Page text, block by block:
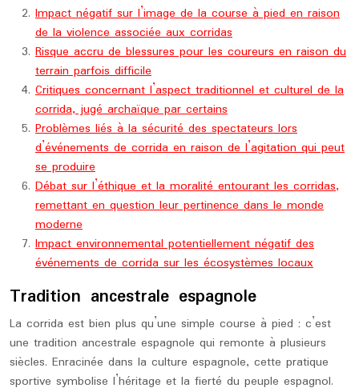
Impact négatif sur l’image de la course à pied en raison
de la violence associée aux corridas
Risque accru de blessures pour les coureurs en raison du
terrain parfois difficile
Critiques concernant l’aspect traditionnel et culturel de la
corrida, jugé archaïque par certains
Problèmes liés à la sécurité des spectateurs lors
d’événements de corrida en raison de l’agitation qui peut
se produire
Débat sur l’éthique et la moralité entourant les corridas,
remettant en question leur pertinence dans le monde
moderne
Impact environnemental potentiellement négatif des
événements de corrida sur les écosystèmes locaux
Tradition ancestrale espagnole
La corrida est bien plus qu’une simple course à pied ; c’est
une tradition ancestrale espagnole qui remonte à plusieurs
siècles. Enracinée dans la culture espagnole, cette pratique
sportive symbolise l’héritage et la fierté du peuple espagnol.